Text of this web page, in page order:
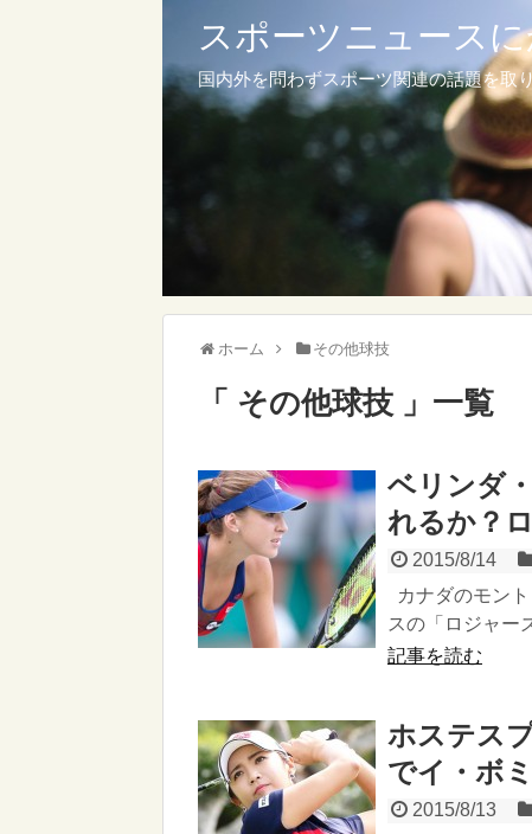
スポーツニュース
国内外を問わずスポーツ関連の話題を取
ホーム その他球技
「 その他球技 」一覧
ベリンダ
れるか？
2015/8/14
カナダのモン
スの「ロジャー
記事を読む
ホステス
でイ・ボ
2015/8/13